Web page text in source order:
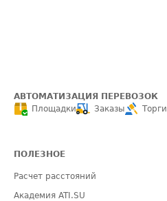
АВТОМАТИЗАЦИЯ ПЕРЕВОЗОК
Площадки
Заказы Торги
ПОЛЕЗНОЕ
Расчет расстояний
Академия ATI.SU